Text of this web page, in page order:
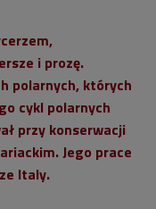
i prozę.
polarnych, których
cykl polarnych
przy konserwacji
Jego prace
Italy.